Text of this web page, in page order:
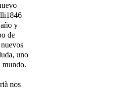
y
de
uno
mundo.
nos